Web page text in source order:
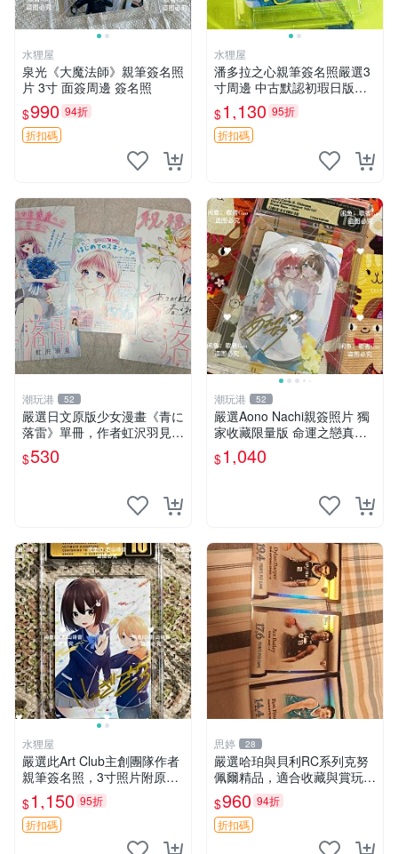
水狸屋
泉光《大魔法師》親筆簽名照
片 3寸 面簽周邊 簽名照
$990 94折
折扣碼
水狸屋
潘多拉之心親筆簽名照嚴選3
寸周邊 中古默認初瑕日版含
原裝卡磚 潘多拉之心 網購 周
邊 署名照
$1,130 95折
折扣碼
潮玩港 52
嚴選日文原版少女漫畫《青に
落雷》單冊，作者虹沢羽見精
心創作，封面藍玫瑰情侶插畫
唯美動人， STORY 32 及カ
$530
潮玩港 52
嚴選Aono Nachi親簽照片 獨
家收藏限量版 命運之戀真跡
簽名 命運之戀 親簽照 愛的告
白
$1,040
水狸屋
嚴選此Art Club主創團隊作者
親筆簽名照，3寸照片附原裝
卡磚。收藏級面簽照，適合藝
術愛好者收藏與展示。 3寸
簽名 照片
$1,150 95折
折扣碼
思婷 28
嚴選哈珀與貝利RC系列克努
佩爾精品，適合收藏與賞玩 R
C 玩具 陶瓷
$960 94折
折扣碼